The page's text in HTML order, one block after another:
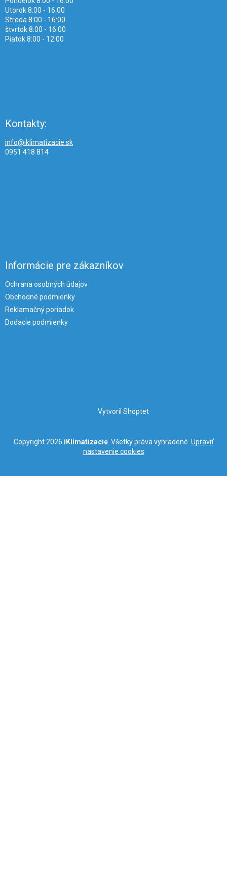
Utorok 8:00 - 16:00
Streda 8:00 - 16:00
štvrtok 8:00 - 16:00
Piatok 8:00 - 12:00
Kontakty:
info@iklimatizacie.sk
0951 418 814
Informácie pre zákazníkov
Ochrana osobných údajov
Obchodné podmienky
Reklamačný poriadok
Dodacie podmienky
Vytvoril Shoptet
Copyright 2026 iKlimatizacie. Všetky práva vyhradené. Upraviť
nastavenie cookies